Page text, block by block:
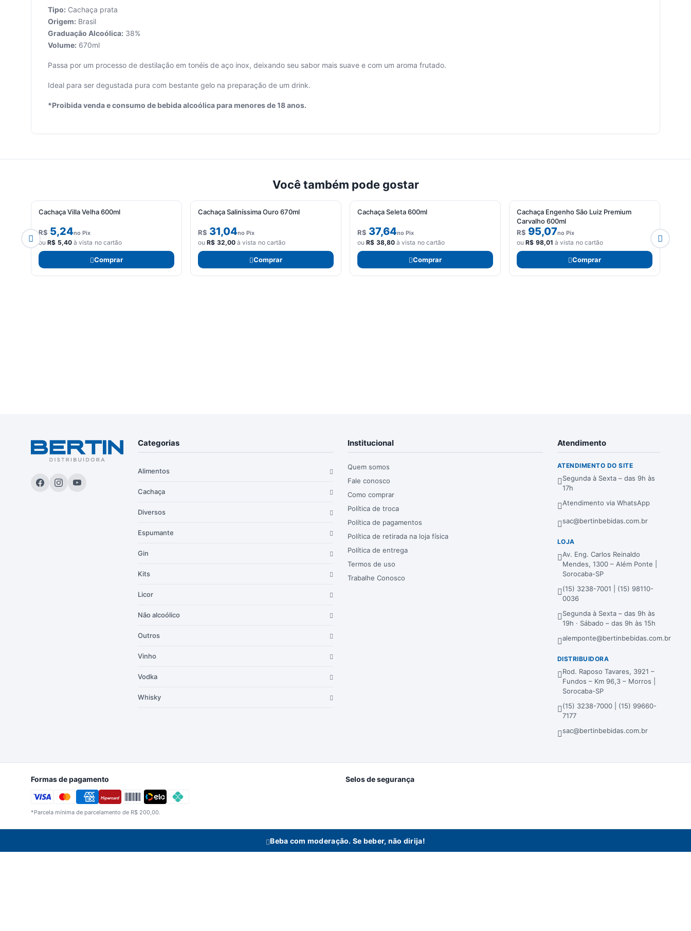
Tipo: Cachaça prata
Origem: Brasil
Graduação Alcoólica: 38%
Volume: 670ml
Passa por um processo de destilação em tonéis de aço inox, deixando seu sabor mais suave e com um aroma frutado.
Ideal para ser degustada pura com bestante gelo na preparação de um drink.
*Proibida venda e consumo de bebida alcoólica para menores de 18 anos.
Você também pode gostar
Cachaça Villa Velha 600ml
R$ 5,24no Pix
ouR$ 5,40à vista no cartão
Comprar
Cachaça Saliníssima Ouro 670ml
R$ 31,04no Pix
ouR$ 32,00à vista no cartão
Comprar
Cachaça Seleta 600ml
R$ 37,64no Pix
ouR$ 38,80à vista no cartão
Comprar
Cachaça Engenho São Luiz Premium
Carvalho 600ml
R$ 95,07no Pix
ouR$ 98,01 à vista no cartão
Comprar
Categorias
Alimentos
Cachaça
Diversos
Espumante
Gin
Kits
Licor
Não alcoólico
Outros
Vinho
Vodka
Whisky
Institucional
Quem somos
Fale conosco
Como comprar
Política de troca
Política de pagamentos
Política de retirada na loja física
Política de entrega
Termos de uso
Trabalhe Conosco
Atendimento
ATENDIMENTO DO SITE
Segunda à Sexta – das 9h às
17h
Atendimento via WhatsApp
sac@bertinbebidas.com.br
LOJA
Av. Eng. Carlos Reinaldo
Mendes, 1300 – Além Ponte |
Sorocaba-SP
(15) 3238-7001 | (15) 98110-
0036
Segunda à Sexta – das 9h às
19h · Sábado – das 9h às 15h
alemponte@bertinbebidas.com.br
DISTRIBUIDORA
Rod. Raposo Tavares, 3921 –
Fundos – Km 96,3 – Morros |
Sorocaba-SP
(15) 3238-7000 | (15) 99660-
7177
sac@bertinbebidas.com.br
Formas de pagamento
Hipercard
*Parcela mínima de parcelamento de R$ 200,00.
Selos de segurança
Beba com moderação. Se beber, não dirija!